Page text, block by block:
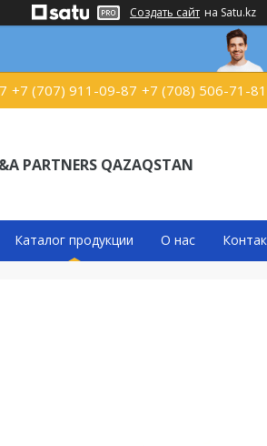
Создать сайт на Satu.kz
+7 (707) 911-09-87 +7 (708) 506-71-81
PARTNERS QAZAQSTAN
Каталог продукции О нас